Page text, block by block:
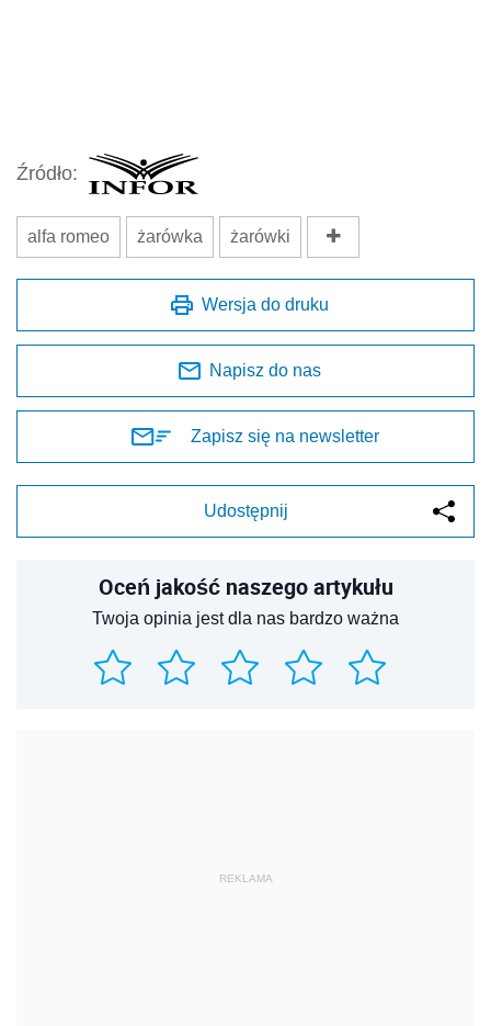
Źródło:
alfa romeo żarówka żarówki
Wersja do druku
Napisz do nas
Zapisz się na newsletter
Udostępnij
Oceń jakość naszego artykułu
Twoja opinia jest dla nas bardzo ważna
REKLAMA